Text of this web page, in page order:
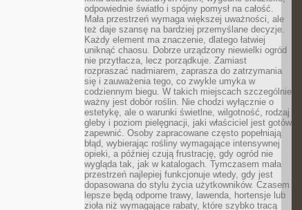
odpowiednie światło i spójny pomysł na całość.
Mała przestrzeń wymaga większej uważności, ale
też daje szansę na bardziej przemyślane decyzje.
Każdy element ma znaczenie, dlatego łatwiej
uniknąć chaosu. Dobrze urządzony niewielki ogród
nie przytłacza, lecz porządkuje. Zamiast
rozpraszać nadmiarem, zaprasza do zatrzymania
się i zauważenia tego, co zwykle umyka w
codziennym biegu. W takich miejscach szczególnie
ważny jest dobór roślin. Nie chodzi wyłącznie o
estetykę, ale o warunki świetlne, wilgotność, rodzaj
gleby i poziom pielęgnacji, jaki właściciel jest gotów
zapewnić. Osoby zapracowane często popełniają
błąd, wybierając rośliny wymagające intensywnej
opieki, a później czują frustrację, gdy ogród nie
wygląda tak, jak w katalogach. Tymczasem mała
przestrzeń najlepiej funkcjonuje wtedy, gdy jest
dopasowana do stylu życia użytkowników. Czasem
lepsze będą odporne trawy, lawenda, hortensje lub
zioła niż wymagające rabaty, które szybko tracą